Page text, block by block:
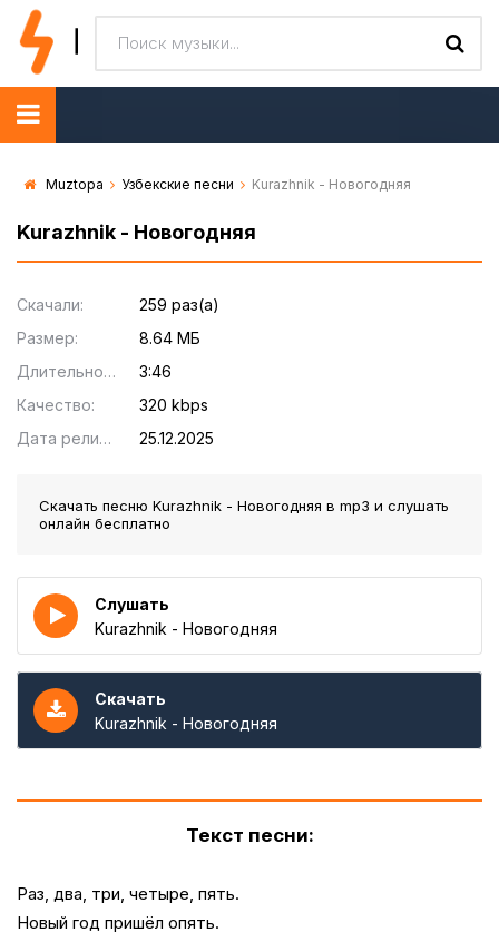
Muztopa Узбекские песни Kurazhnik - Новогодняя
Kurazhnik - Новогодняя
Скачали:
259 раз(а)
Размер:
8.64 МБ
Длительность:
3:46
Качество:
320 kbps
Дата релиза:
25.12.2025
Скачать песню Kurazhnik - Новогодняя в mp3 и слушать
онлайн бесплатно
Слушать
Kurazhnik - Новогодняя
Скачать
Kurazhnik - Новогодняя
Текст песни:
Раз, два, три, четыре, пять.
Новый год пришёл опять.